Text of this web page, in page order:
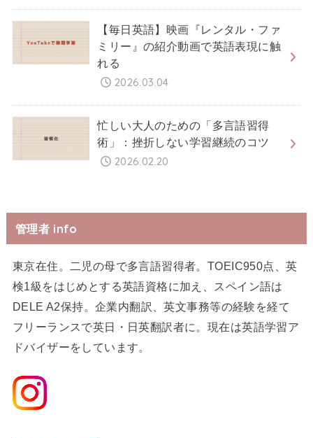
【毎日英語】映画『レンタル・ファ
ミリー』の紹介動画で英語表現に触
れる
2026.03.04
忙しい大人のための「多言語習得
術」：挫折しない学習継続のコツ
2026.02.20
管理者 info
東京在住。二児の母で多言語習得者。TOEIC950点、英
検1級をはじめとする英語資格に加え、スペイン語は
DELE A2保持。企業内翻訳、英文事務等の経験を経て
フリーランスで英日・日英翻訳者に。現在は英語学習ア
ドバイザーをしています。